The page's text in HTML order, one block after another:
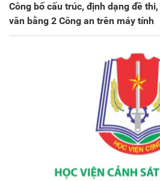
Công bố cấu trúc, định dạng đề
văn bằng 2 Công an trên máy tính